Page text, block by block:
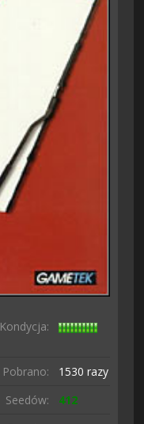
Kondycja:
Pobrano:
1530 razy
Seedów:
412